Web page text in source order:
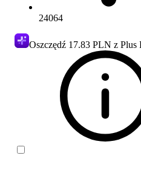
24064
Oszczędź 17.83 PLN z Plus